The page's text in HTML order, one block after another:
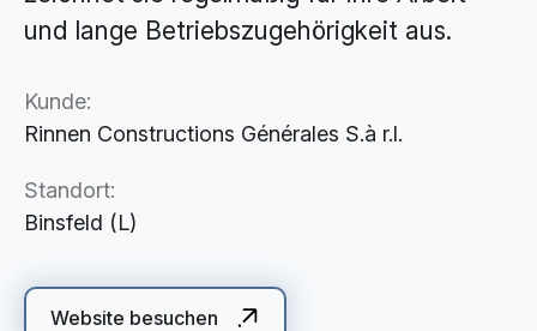
Kunde:
Rinnen Constructions Générales S.à r.l.
Standort:
Binsfeld (L)
Website besuchen
und lange Betriebszugehörigkeit aus.